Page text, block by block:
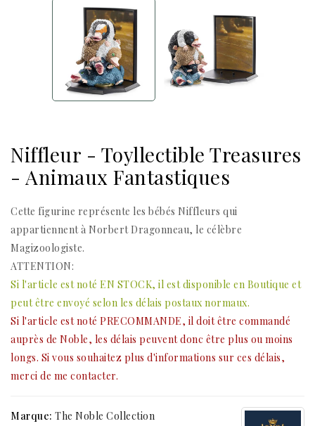
Niffleur - Toyllectible Treasures
- Animaux Fantastiques
Cette figurine représente les bébés Niffleurs qui
appartiennent à Norbert Dragonneau, le célèbre
Magizoologiste.
ATTENTION:
Si l'article est noté EN STOCK, il est disponible en Boutique et
peut être envoyé selon les délais postaux normaux.
Si l'article est noté PRECOMMANDE, il doit être commandé
auprès de Noble, les délais peuvent donc être plus ou moins
longs. Si vous souhaitez plus d'informations sur ces délais,
merci de me contacter.
Marque: The Noble Collection